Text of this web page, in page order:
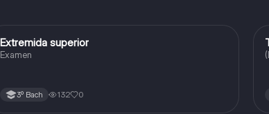
Biología
Extremida superior
Examen
3º Bach 132 0